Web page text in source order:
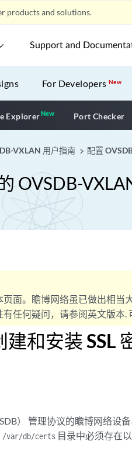
products and solutions.
Support and
For DevelopersNew
ExplorerNewNew application
Port Checker
VXLAN 用户指南 配置
OVSDB-
面。瞻博网络虽已做出相当
任何疑问，请参阅英文版本.
和安装 SSL
） 管理协议的瞻博网络设
/var/db/certs 目录中必须存在